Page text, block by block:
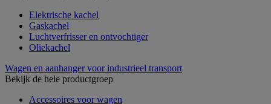
Elektrische kachel
Gaskachel
Luchtverfrisser en ontvochtiger
Oliekachel
Wagen en aanhanger voor industrieel transport
Bekijk de hele productgroep
Accessoires voor wagen